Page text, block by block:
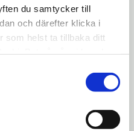
du samtycker till
och därefter klicka i
som helst ta tillbaka ditt
kakorna används och
och behandlar
med
att ge möjlighet
2024.